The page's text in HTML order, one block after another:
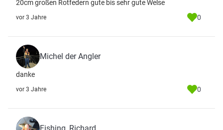
20cm großen Rotfedern gute bis sehr gute Welse
vor 3 Jahre 0
Michel der Angler
danke
vor 3 Jahre 0